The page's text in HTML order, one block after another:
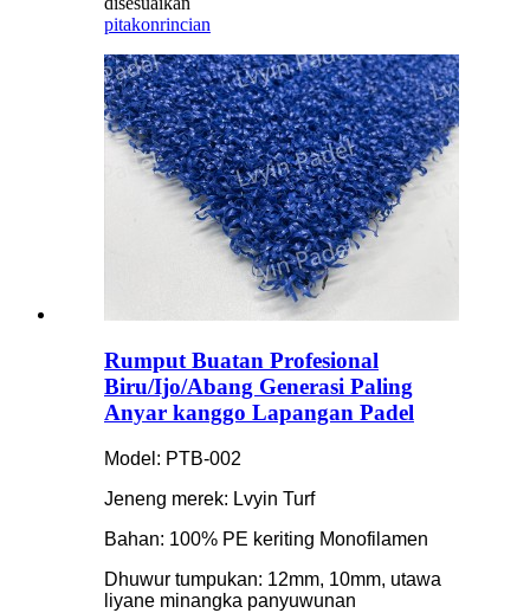
pitakonrincian
Rumput Buatan Profesional
Biru/Ijo/Abang Generasi Paling
Anyar kanggo Lapangan Padel
Model: PTB-002
Jeneng merek: Lvyin Turf
Bahan: 100% PE keriting Monofilamen
Dhuwur tumpukan: 12mm, 10mm, utawa
liyane minangka panyuwunan